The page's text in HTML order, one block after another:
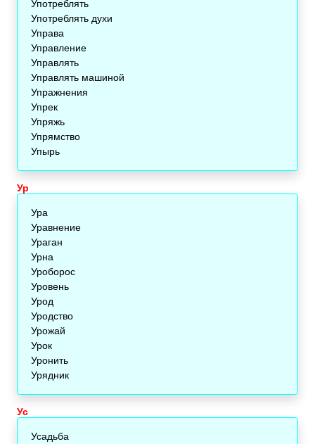
Употреблять
Употреблять духи
Управа
Управление
Управлять
Управлять машиной
Упражнения
Упрек
Упряжь
Упрямство
Упырь
Ур
Ура
Уравнение
Ураган
Урна
Уроборос
Уровень
Урод
Уродство
Урожай
Урок
Уронить
Урядник
Ус
Усадьба